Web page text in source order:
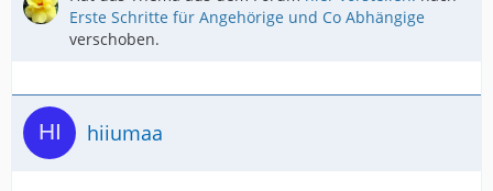
Erste Schritte für Angehörige und Co Abhängige
verschoben.
hiiumaa